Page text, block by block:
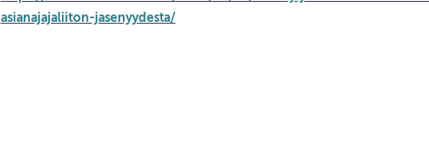
asianajajaliiton-jasenyydesta/